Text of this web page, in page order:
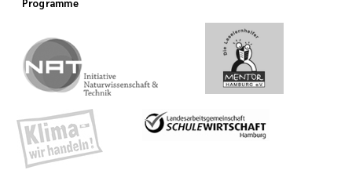
Programme